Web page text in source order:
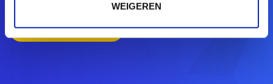
WEIGEREN
CONTACTEER ONS